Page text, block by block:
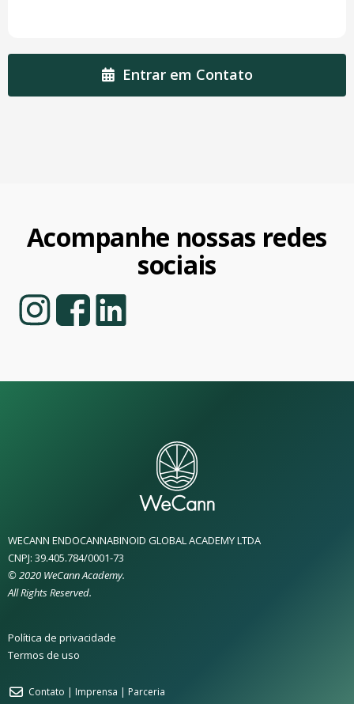
Entrar em Contato
Acompanhe nossas redes
sociais
WECANN ENDOCANNABINOID GLOBAL ACADEMY LTDA
CNPJ: 39.405.784/0001-73
© 2020 WeCann Academy.
All Rights Reserved.
Política de privacidade
Termos de uso
Contato | Imprensa | Parceria